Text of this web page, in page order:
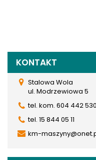
KONTAKT
Stalowa Wola
ul. Modrzewiowa 5
tel. kom. 604 442 530
tel. 15 844 05 11
km-